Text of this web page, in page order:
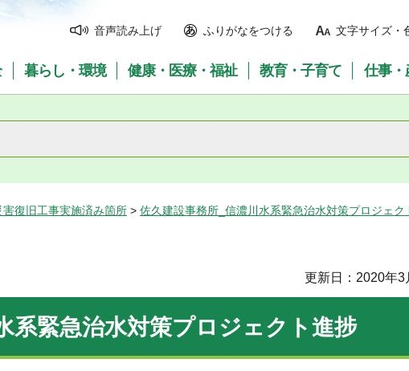
音声読み上げ ふりがなをつける 文字サイズ・
暮らし・環境 健康・医療・福祉 教育・子育て 仕事・
復旧工事実施済み箇所 > 佐久建設事務所_信濃川水系緊急治水対策プロジェク
更新日：2020年3
系緊急治水対策プロジェクト進捗